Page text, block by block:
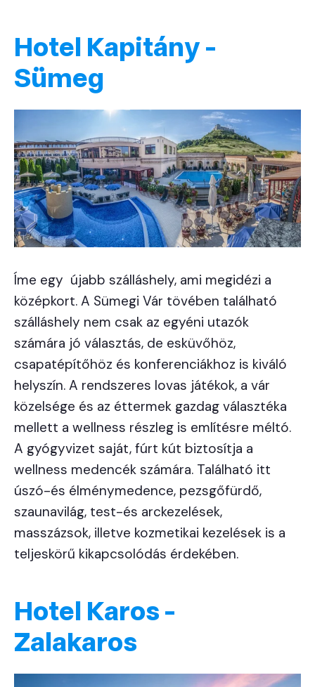
Hotel Kapitány -
Sümeg
Íme egy újabb szálláshely, ami megidézi a
középkort. A Sümegi Vár tövében található
szálláshely nem csak az egyéni utazók
számára jó választás, de esküvőhöz,
csapatépítőhöz és konferenciákhoz is kiváló
helyszín. A rendszeres lovas játékok, a vár
közelsége és az éttermek gazdag választéka
mellett a wellness részleg is említésre méltó.
A gyógyvizet saját, fúrt kút biztosítja a
wellness medencék számára. Található itt
úszó-és élménymedence, pezsgőfürdő,
szaunavilág, test-és arckezelések,
masszázsok, illetve kozmetikai kezelések is a
teljeskörű kikapcsolódás érdekében.
Hotel Karos -
Zalakaros